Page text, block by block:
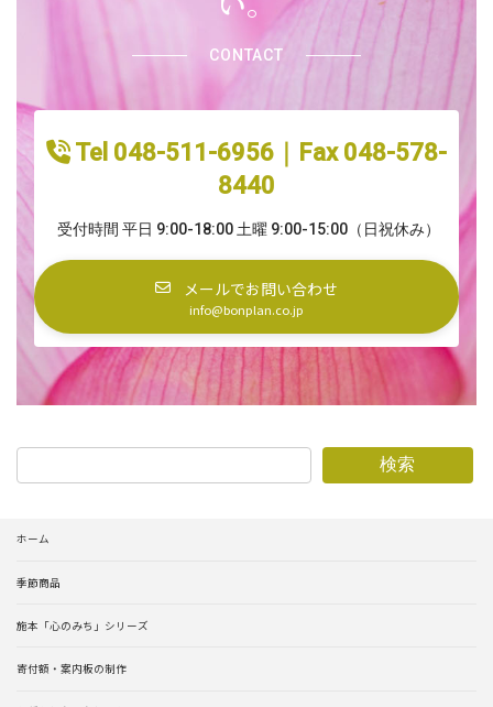
CONTACT
Tel 048-511-6956｜Fax 048-578-
8440
受付時間 平日 9:00-18:00 土曜 9:00-15:00（日祝休み）
メールでお問い合わせ
info@bonplan.co.jp
検索
ホーム
季節商品
施本「心のみち」シリーズ
寄付額・案内板の制作